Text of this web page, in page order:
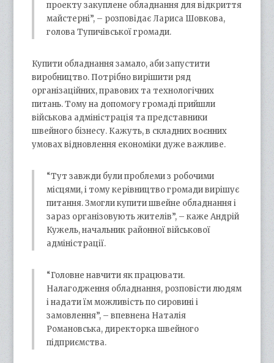
проекту закуплене обладнання для відкриття
майстерні”, – розповідає Лариса Шовкова,
голова Тупичівської громади.
Купити обладнання замало, аби запустити
виробництво. Потрібно вирішити ряд
організаційних, правових та технологічних
питань. Тому на допомогу громаді прийшли
військова адміністрація та представники
швейного бізнесу. Кажуть, в складних воєнних
умовах відновлення економіки дуже важливе.
“Тут завжди були проблеми з робочими
місцями, і тому керівництво громади вирішує
питання. Змогли купити швейне обладнання і
зараз організовують жителів”, – каже Андрій
Кужель, начальник районної військової
адміністрації.
“Головне навчити як працювати.
Налагодження обладнання, розповісти людям
і надати їм можливість по сировині і
замовлення”, – впевнена Наталія
Романовська, директорка швейного
підприємства.